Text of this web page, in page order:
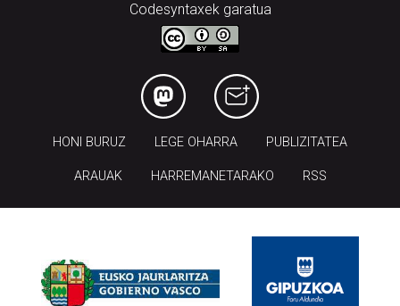
Codesyntaxek garatua
HONI BURUZ LEGE OHARRA PUBLIZITATEA
ARAUAK HARREMANETARAKO RSS